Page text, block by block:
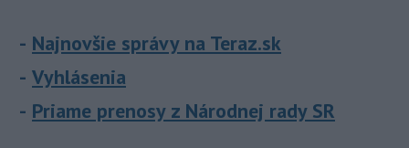
Najnovšie správy na Teraz.sk
Vyhlásenia
Priame prenosy z Národnej rady SR